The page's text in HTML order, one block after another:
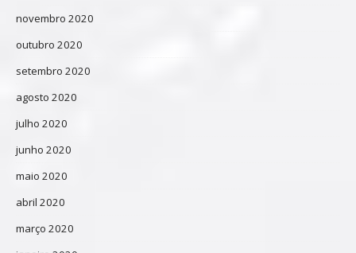
novembro 2020
outubro 2020
setembro 2020
agosto 2020
julho 2020
junho 2020
maio 2020
abril 2020
março 2020